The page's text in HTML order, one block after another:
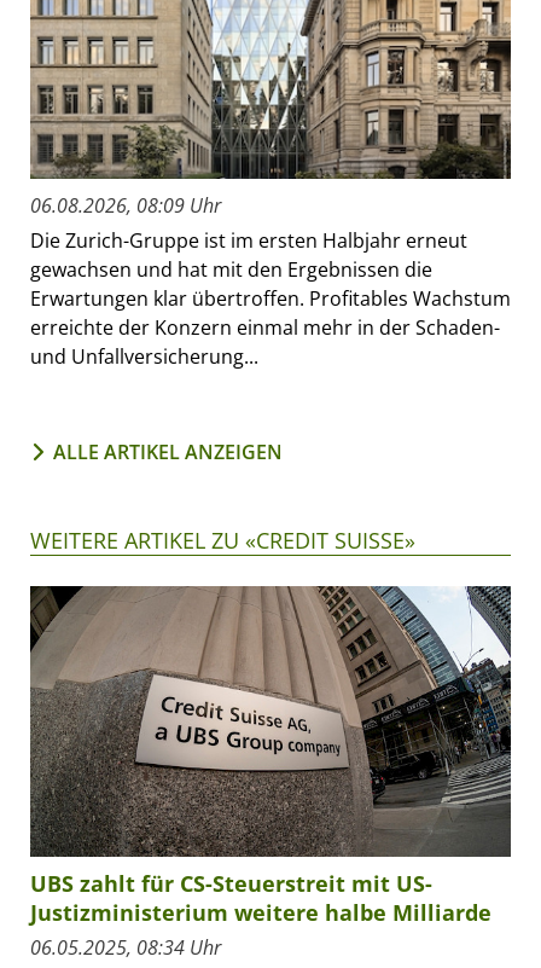
06.08.2026, 08:09 Uhr
Die Zurich-Gruppe ist im ersten Halbjahr erneut
gewachsen und hat mit den Ergebnissen die
Erwartungen klar übertroffen. Profitables Wachstum
erreichte der Konzern einmal mehr in der Schaden-
und Unfallversicherung...
ALLE ARTIKEL ANZEIGEN
WEITERE ARTIKEL ZU «CREDIT SUISSE»
UBS zahlt für CS-Steuerstreit mit US-
Justizministerium weitere halbe Milliarde
06.05.2025, 08:34 Uhr